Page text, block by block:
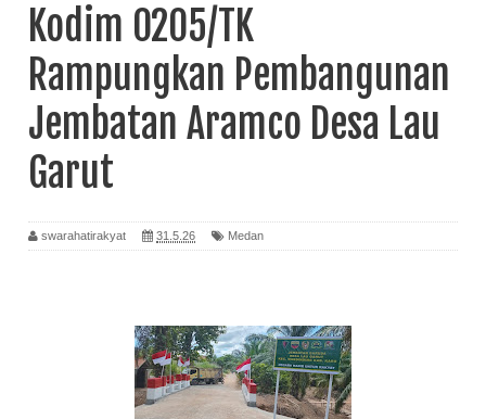
Kodim 0205/TK
Rampungkan Pembangunan
Jembatan Aramco Desa Lau
Garut
swarahatirakyat 31.5.26 Medan